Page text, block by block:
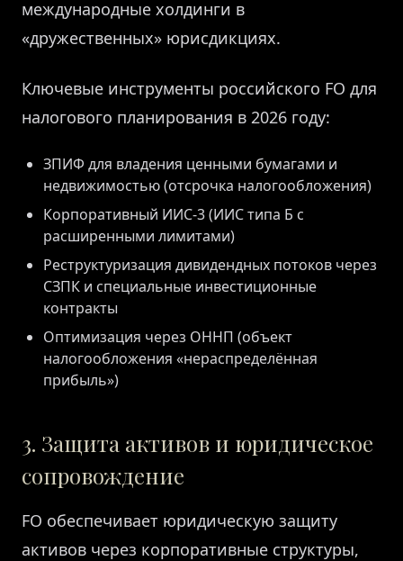
международные холдинги в
«дружественных» юрисдикциях.
Ключевые инструменты российского FO для
налогового планирования в 2026 году:
ЗПИФ для владения ценными бумагами и
недвижимостью (отсрочка налогообложения)
Корпоративный ИИС-3 (ИИС типа Б с
расширенными лимитами)
Реструктуризация дивидендных потоков через
СЗПК и специальные инвестиционные
контракты
Оптимизация через ОННП (объект
налогообложения «нераспределённая
прибыль»)
3. Защита активов и юридическое
сопровождение
FO обеспечивает юридическую защиту
активов через корпоративные структуры,